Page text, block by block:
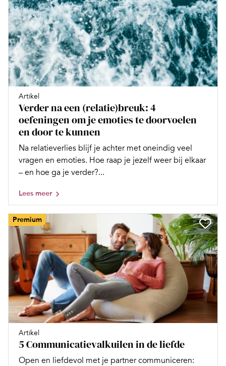
Artikel
Verder na een (relatie)breuk: 4
oefeningen om je emoties te doorvoelen
en door te kunnen
Na relatieverlies blijf je achter met oneindig veel
vragen en emoties. Hoe raap je jezelf weer bij elkaar
– en hoe ga je verder?...
Lees meer
Premium
Artikel
5 Communicatievalkuilen in de liefde
Open en liefdevol met je partner communiceren: